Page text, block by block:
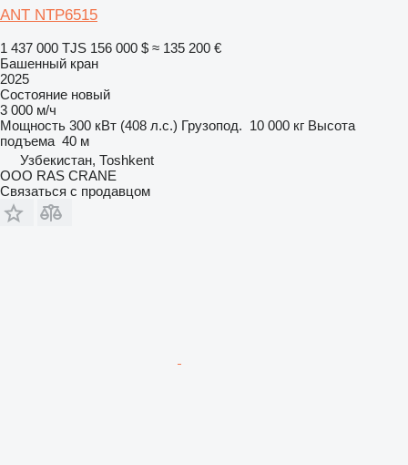
ANT NTP6515
1 437 000 TJS 156 000 $ ≈ 135 200 €
Башенный кран
2025
Состояние новый
3 000 м/ч
Мощность 300 кВт (408 л.с.) Грузопод. 10 000 кг Высота
подъема 40 м
Узбекистан, Тоshkent
ООО RAS CRANE
Связаться с продавцом